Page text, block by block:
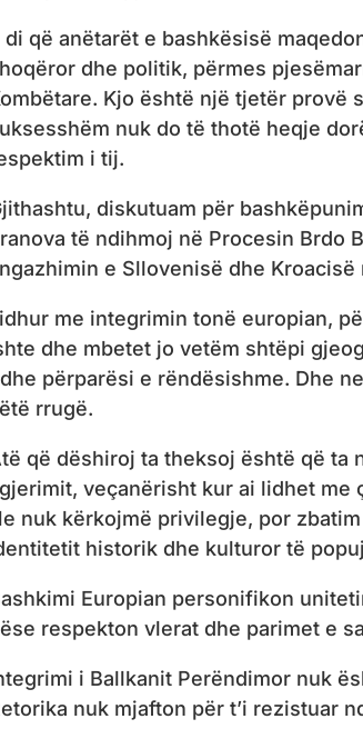
di që anëtarët e bashkësisë
dhe politik, përmes
Kjo është një tjetër provë
nuk do të thotë heqje
i tij.
diskutuam për
të ndihmoj në Procesin Brdo
e Sllovenisë dhe
me integrimin tonë europian,
dhe mbetet jo vetëm shtëpi
përparësi e rëndësishme. Dhe
rrugë.
që dëshiroj ta theksoj është që
veçanërisht kur ai lidhet
nuk kërkojmë privilegje, por
historik dhe kulturor të
Europian personifikon
respekton vlerat dhe parimet e
i Ballkanit Perëndimor nuk
nuk mjafton për t’i rezistuar